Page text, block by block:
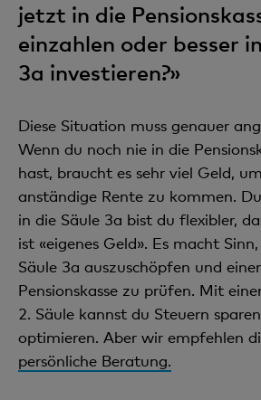
jetzt in die
einzahlen oder besser
3a investieren?»
Diese Situation muss genauer
Wenn du noch nie in die
hast, braucht es sehr viel Geld,
anständige Rente zu kommen.
in die Säule 3a bist du flexibler,
ist «eigenes Geld». Es macht
Säule 3a auszuschöpfen und
Pensionskasse zu prüfen. Mit
2. Säule kannst du Steuern
optimieren. Aber wir empfehlen
persönliche Beratung.